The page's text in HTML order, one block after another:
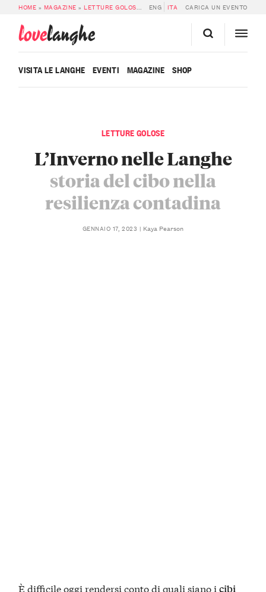
HOME » MAGAZINE »LETTURE GOLOSE » L’INVERNO NELLE LANGHE: STORIA
ENG ITA CARICA UN EVENTO
lovelanghe
VISITA LE LANGHE EVENTI MAGAZINE SHOP
LETTURE GOLOSE
L’Inverno nelle Langhe
storia del cibo nella
resilienza contadina
GENNAIO 17, 2023 Kaya Pearson
È difficile oggi rendersi conto di quali siano icibi